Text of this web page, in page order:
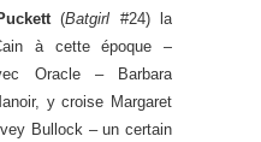
(Batgirl #24) la
à cette époque –
Oracle – Barbara
y croise Margaret
Bullock – un certain